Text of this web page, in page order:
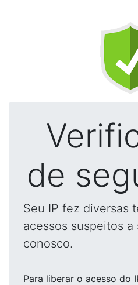
de
Seu IP fez diversas
acessos suspeitos
conosco.
Para liberar o acesso do